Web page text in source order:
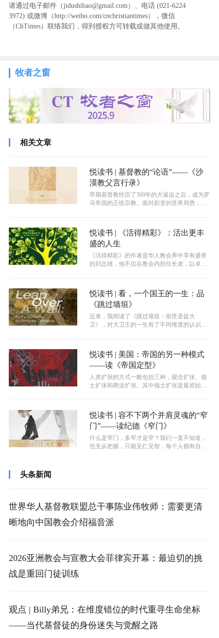
请通过电子邮件（jidushibao@gmail.com）、电话 (021-6224
3972) ‬或微博（http://weibo.com/cnchristiantimes），微信
（ChTimes）联络我们，得到授权方可转载或做其他使用。
牧者之窗
相关文章
悦读书 | 基督教的“论语”——《沙
漠教父言行录》
早期基督教经历了300年的大逼迫之后，成为罗
马帝国的正统宗教。面对剧变的世界局势，一
悦读书 | 《活得精彩》：活出更丰
盛的人生
《活得精彩》的作者是华人教会界中享有盛誉
的刘志雄，他不仅在教会内担任长老，以卓越
悦读书 | 看，一个国王的一生：品
《跳过墙垣》
近来，我阅读了《跳过墙垣：俗世圣徒大
卫》，对大卫王的一生有了不同维度的认识。
悦读书 | 美国：帝国的另一种模式
——读《帝国定型》
人类扩张的方式一般包括三种，观念扩张、领
土扩张和商业扩张。其中领土扩张是最原始的
悦读书 | 容不下两个并肩灵魂的“窄
门”——读纪德《窄门》
什么是窄门，多窄才是窄？我们一直不知道，
也无从把握，只能见仁见智，每个人都有自己
头条新闻
世界华人基督教联盟总干事陈业伟牧师：需要更清
晰地向中国教会介绍福音派
2026亚洲教会与宣教大会菲律宾开幕：最迫切的挑
战是重回门徒训练
观点 | Billy弟兄：在维度错位的时代重寻生命坐标
——当代基督徒的身份迷失与觉醒之路